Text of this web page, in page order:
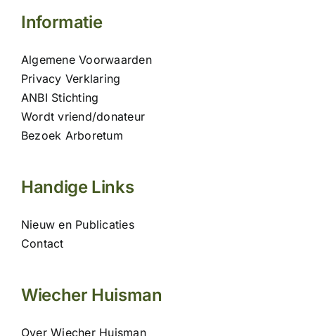
Informatie
Algemene Voorwaarden
Privacy Verklaring
ANBI Stichting
Wordt vriend/donateur
Bezoek Arboretum
Handige Links
Nieuw en Publicaties
Contact
Wiecher Huisman
Over Wiecher Huisman